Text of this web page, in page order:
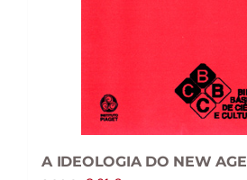
A IDEOLOGIA DO NEW AGE